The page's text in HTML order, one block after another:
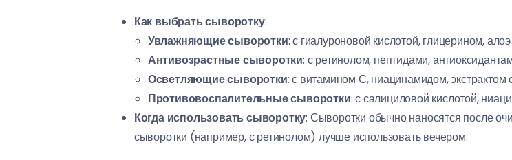
Как выбрать сыворотку:
Увлажняющие сыворотки: с гиалуроновой кислотой, глицерином,
Антивозрастные сыворотки: с ретинолом, пептидами,
Осветляющие сыворотки: с витамином С, ниацинамидом, экстрактом
Противовоспалительные сыворотки: с салициловой кислотой,
Когда использовать сыворотку: Сыворотки обычно наносятся после
сыворотки (например, с ретинолом) лучше использовать вечером.